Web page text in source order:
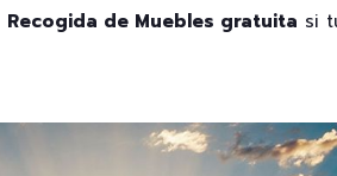
Recogida de Muebles gratuita si